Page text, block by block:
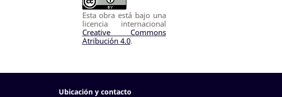
Esta obra está bajo una
licencia internacional
Creative Commons
Atribución 4.0.
Ubicación y contacto